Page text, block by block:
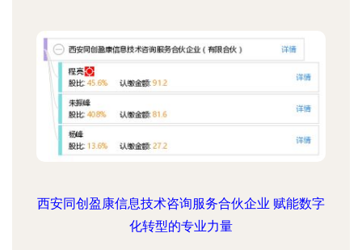
西安同创盈康信息技术咨询服务合伙企业 赋能数字
化转型的专业力量